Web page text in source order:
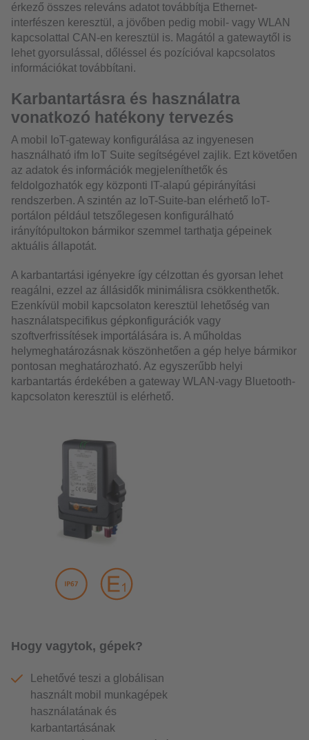
érkező összes releváns adatot továbbítja Ethernet-
interfészen keresztül, a jövőben pedig mobil- vagy WLAN
kapcsolattal CAN-en keresztül is. Magától a gatewaytől is
lehet gyorsulással, dőléssel és pozícióval kapcsolatos
információkat továbbítani.
Karbantartásra és használatra
vonatkozó hatékony tervezés
A mobil IoT-gateway konfigurálása az ingyenesen
használható ifm IoT Suite segítségével zajlik. Ezt követően
az adatok és információk megjeleníthetők és
feldolgozhatók egy központi IT-alapú gépirányítási
rendszerben. A szintén az IoT-Suite-ban elérhető IoT-
portálon például tetszőlegesen konfigurálható
irányítópultokon bármikor szemmel tarthatja gépeinek
aktuális állapotát.
A karbantartási igényekre így célzottan és gyorsan lehet
reagálni, ezzel az állásidők minimálisra csökkenthetők.
Ezenkívül mobil kapcsolaton keresztül lehetőség van
használatspecifikus gépkonfigurációk vagy
szoftverfrissítések importálására is. A műholdas
helymeghatározásnak köszönhetően a gép helye bármikor
pontosan meghatározható. Az egyszerűbb helyi
karbantartás érdekében a gateway WLAN-vagy Bluetooth-
kapcsolaton keresztül is elérhető.
Hogy vagytok, gépek?
Lehetővé teszi a globálisan
használt mobil munkagépek
használatának és
karbantartásának